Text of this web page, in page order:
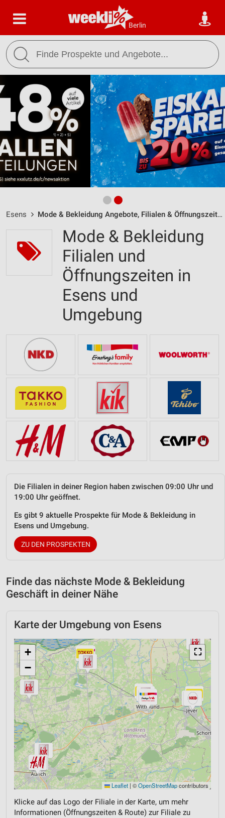
Berlin
Esens Mode & Bekleidung Angebote, Filialen & Öffnungszeiten
Mode & Bekleidung
Filialen und
Öffnungszeiten in
Esens und
Umgebung
Die Filialen in deiner Region haben zwischen 09:00 Uhr und
19:00 Uhr geöffnet.
Es gibt 9 aktuelle Prospekte für Mode & Bekleidung in
Esens und Umgebung.
ZU DEN PROSPEKTEN
Finde das nächste Mode & Bekleidung
Geschäft in deiner Nähe
Karte der Umgebung von Esens
⛶
+
−
Leaflet | ©OpenStreetMapcontributors
Klicke auf das Logo der Filiale in der Karte, um mehr
Informationen (Öffnungszeiten & Route) zur Filiale zu